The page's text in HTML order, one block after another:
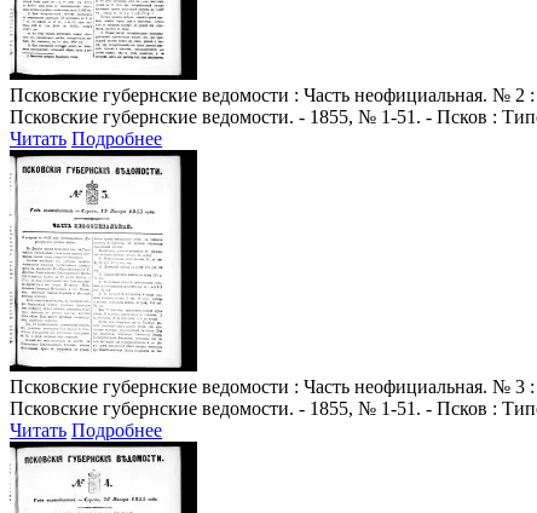
Псковские губернские ведомости : Часть неофициальная. № 2
Псковские губернские ведомости. - 1855, № 1-51. - Псков :
Читать Подробнее
Псковские губернские ведомости : Часть неофициальная. № 3
Псковские губернские ведомости. - 1855, № 1-51. - Псков :
Читать Подробнее